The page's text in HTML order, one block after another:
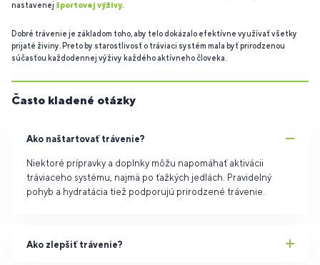
nastavenej športovej výživy.
Dobré trávenie je základom toho, aby telo dokázalo efektívne využívať všetky
prijaté živiny. Preto by starostlivosť o tráviaci systém mala byť prirodzenou
súčasťou každodennej výživy každého aktívneho človeka.
Často kladené otázky
Ako naštartovať trávenie?
Niektoré prípravky a doplnky môžu napomáhať aktivácii
tráviaceho systému, najmä po ťažkých jedlách. Pravidelný
pohyb a hydratácia tiež podporujú prirodzené trávenie.
Ako zlepšiť trávenie?